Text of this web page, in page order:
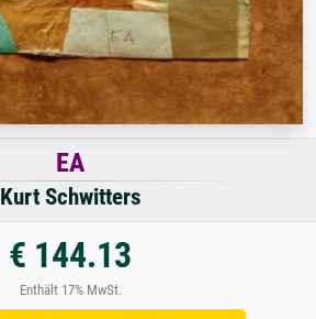
EA
Kurt Schwitters
€ 144.13
Enthält 17% MwSt.